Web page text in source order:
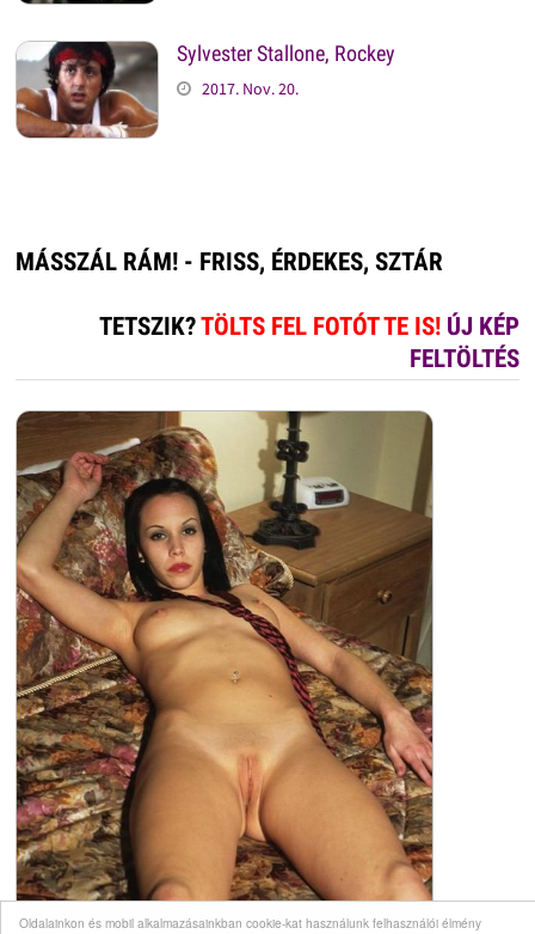
Oldalainkon és mobil alkalmazásainkban cookie-kat használunk felhasználói élmény
Sylvester Stallone, Rockey
2017. Nov. 20.
MÁSSZÁL RÁM! - FRISS, ÉRDEKES, SZTÁR
TETSZIK?TÖLTS FEL FOTÓT TE IS! ÚJ KÉP
FELTÖLTÉS